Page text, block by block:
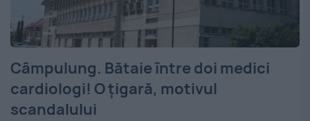
Câmpulung. Bătaie între doi medici
cardiologi! O țigară, motivul
scandalului